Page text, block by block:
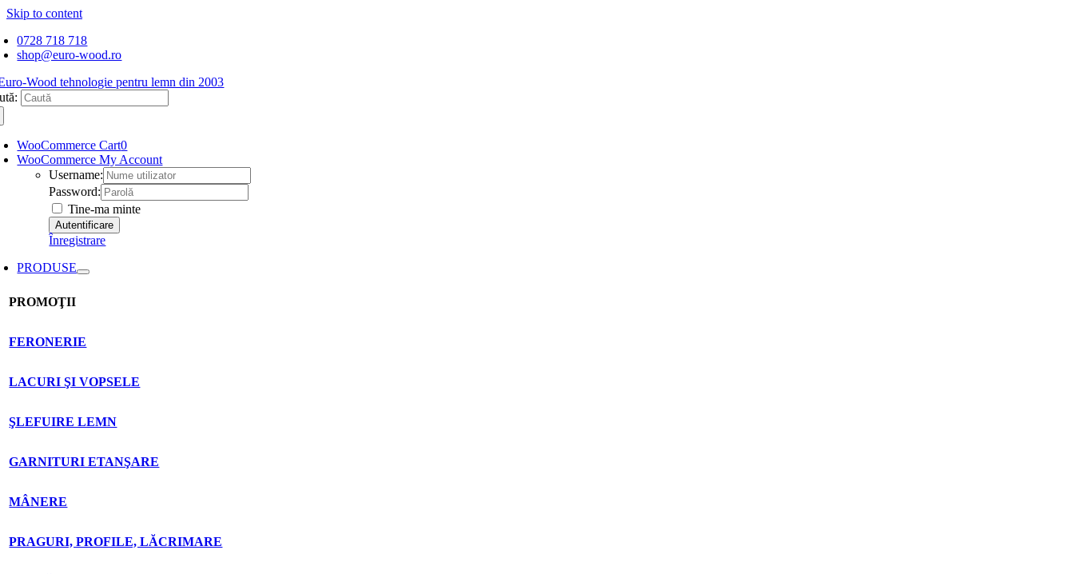
Skip to content
0728 718 718
shop@euro-wood.ro
WooCommerce Cart0
WooCommerce My Account
Username:
Password:
Tine-ma minte
Înregistrare
PRODUSE
PROMOŢII
FERONERIE
LACURI ŞI VOPSELE
ŞLEFUIRE LEMN
GARNITURI ETANŞARE
MÂNERE
PRAGURI, PROFILE, LĂCRIMARE